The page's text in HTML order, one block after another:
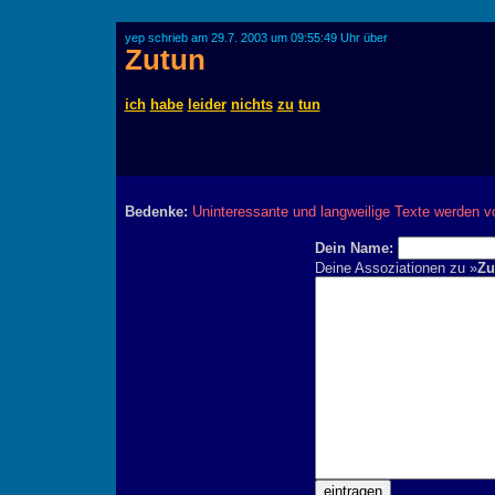
yep schrieb am 29.7. 2003 um 09:55:49 Uhr über
Zutun
ich habe leider nichts zu tun
Bedenke: Uninteressante und langweilige Texte werden
Dein Name:
Deine Assoziationen zu »